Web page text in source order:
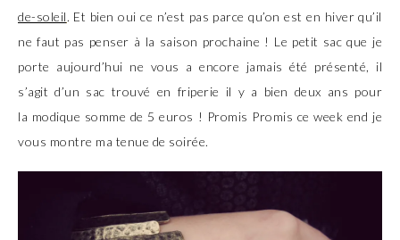
de-soleil. Et bien oui ce n’est pas parce qu’on est en hiver qu’il
ne faut pas penser à la saison prochaine ! Le petit sac que je
porte aujourd’hui ne vous a encore jamais été présenté, il
s’agit d’un sac trouvé en friperie il y a bien deux ans pour
la modique somme de 5 euros ! Promis Promis ce week end je
vous montre ma tenue de soirée.